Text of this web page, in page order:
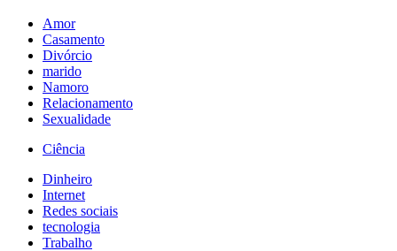
Amor
Casamento
Divórcio
marido
Namoro
Relacionamento
Sexualidade
Ciência
Dinheiro
Internet
Redes sociais
tecnologia
Trabalho